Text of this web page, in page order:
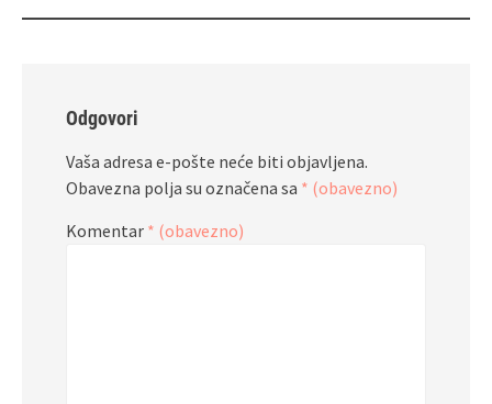
Odgovori
Vaša adresa e-pošte neće biti objavljena.
Obavezna polja su označena sa * (obavezno)
Komentar * (obavezno)